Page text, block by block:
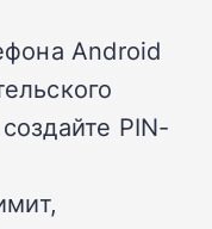
Android
PIN-